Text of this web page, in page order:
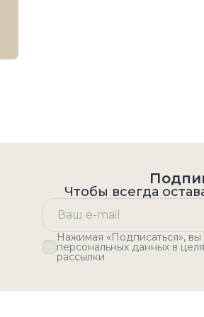
Чтобы всегда
Нажимая «Подписаться»,
персональных данных в
рассылки